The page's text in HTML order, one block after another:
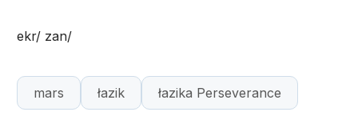
ekr/ zan/
mars łazik łazika Perseverance